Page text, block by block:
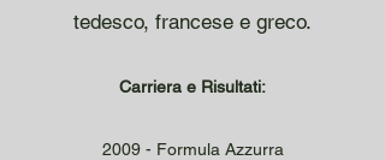
tedesco, francese e greco.
Carriera e Risultati:
2009 - Formula Azzurra